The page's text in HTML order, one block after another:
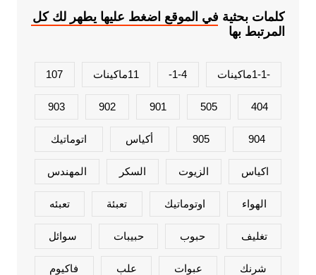
كلمات بحثية في الموقع اضغط عليها يطهر لك كل
المرتبط بها
-1-1ماكينات 1-4- 11ماكينات 107
404
505
901
902
903
904
905 أكياس اتوماتيك
اكياس الزيوت السكر المهندس
الهواء اوتوماتيك تعبئة تعبئه
تغليف حبوب حبيبات سوائل
شرنك عبوات علب فاكيوم